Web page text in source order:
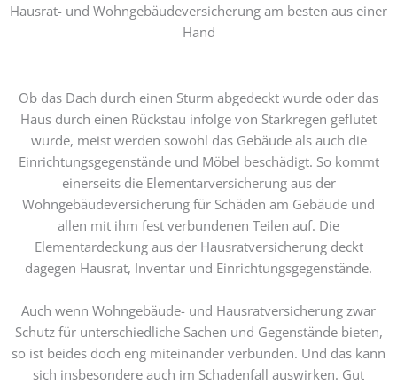
Hausrat- und Wohngebäudeversicherung am besten aus einer
Hand
Ob das Dach durch einen Sturm abgedeckt wurde oder das
Haus durch einen Rückstau infolge von Starkregen geflutet
wurde, meist werden sowohl das Gebäude als auch die
Einrichtungsgegenstände und Möbel beschädigt. So kommt
einerseits die Elementarversicherung aus der
Wohngebäudeversicherung für Schäden am Gebäude und
allen mit ihm fest verbundenen Teilen auf. Die
Elementardeckung aus der Hausratversicherung deckt
dagegen Hausrat, Inventar und Einrichtungsgegenstände.
Auch wenn Wohngebäude- und Hausratversicherung zwar
Schutz für unterschiedliche Sachen und Gegenstände bieten,
so ist beides doch eng miteinander verbunden. Und das kann
sich insbesondere auch im Schadenfall auswirken. Gut